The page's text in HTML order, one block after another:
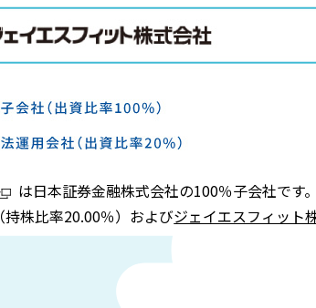
は日本証券金融株式会社の100％子会社です。
（持株比率20.00％）およびジェイエスフィット